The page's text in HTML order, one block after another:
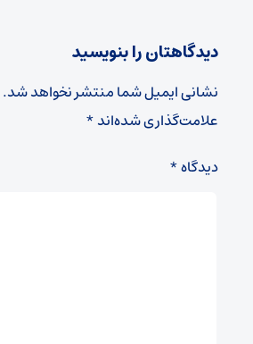
دیدگاهتان را بنویسید
نشانی ایمیل شما منتشر نخواهد شد.
علامت‌گذاری شده‌اند*
دیدگاه*